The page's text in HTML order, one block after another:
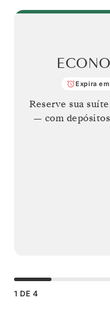
Expira
Reserve sua
— com
1 DE 4